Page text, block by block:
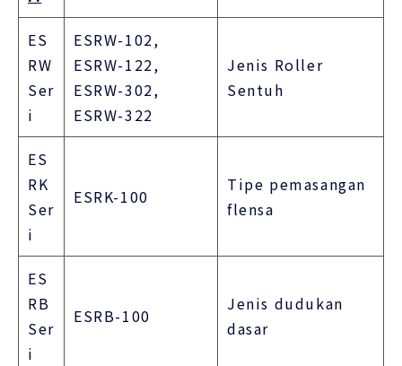
ES
RW
Ser
i
ESRW-102,
ESRW-122,
ESRW-302,
ESRW-322
Jenis Roller
Sentuh
ES
RK
Ser
i
ESRK-100
Tipe pemasangan
flensa
ES
RB
Ser
i
ESRB-100
Jenis dudukan
dasar